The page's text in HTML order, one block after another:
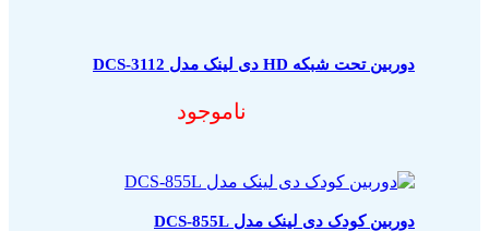
دوربین تحت شبکه HD دی لینک مدل DCS-3112
ناموجود
دوربین کودک دی لینک مدل DCS-855L